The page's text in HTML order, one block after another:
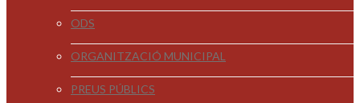
ODS
ORGANITZACIÓ MUNICIPAL
PREUS PÚBLICS